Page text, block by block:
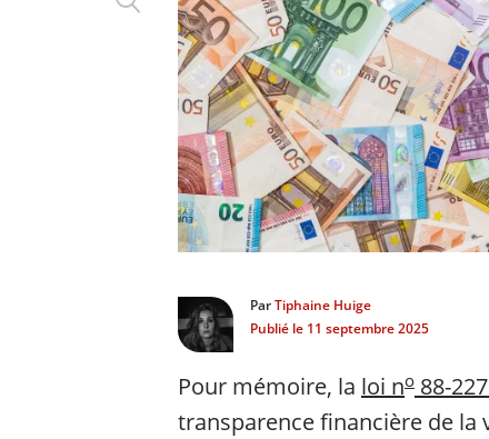
ParTiphaine Huige
Publié le 11 septembre 2025
Pour mémoire, la loi no 88-
transparence financière de la